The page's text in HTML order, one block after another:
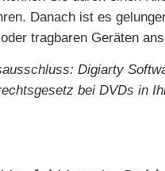
Danach ist es
tragbaren Geräten
Digiarty
bei DVDs in